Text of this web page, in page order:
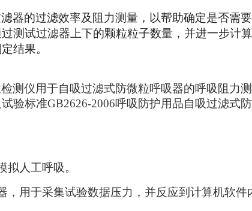
器的过滤效率及阻力测量，以帮助确定是否需
测试过滤器上下的颗粒粒子数量，并进一步计
结果。
测仪用于自吸过滤式防微粒呼吸器的呼吸阻力
验标准GB2626-2006呼吸防护用品自吸过滤式
人工呼吸。
用于采集试验数据压力，并反应到计算机软件